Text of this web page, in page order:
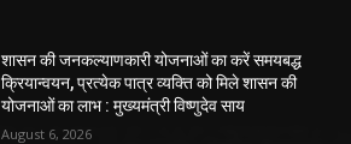
शासन की जनकल्याणकारी योजनाओं का करें समयबद्ध
क्रियान्वयन, प्रत्येक पात्र व्यक्ति को मिले शासन की
योजनाओं का लाभ : मुख्यमंत्री विष्णुदेव साय
August 6, 2026